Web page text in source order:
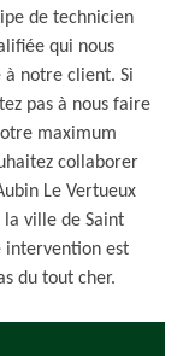
de technicien
qui nous
à notre client. Si
pas à nous faire
maximum
collaborer
Le Vertueux
la ville de Saint
intervention est
du tout cher.